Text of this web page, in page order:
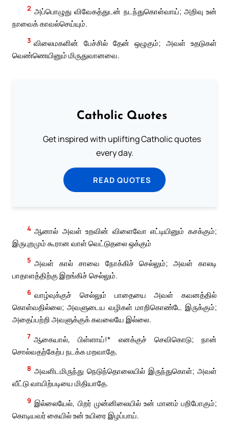
2 அப்பொழுது விவேகத்துடன் நடந்துகொள்வாய்; அறிவு உன்
நாவைக் காவல்செய்யும்.
3 விலைமகளின் பேச்சில் தேன் ஒழுகும்; அவள் உதடுகள்
வெண்ணெயினும் மிருதுவானவை.
Catholic Quotes
Get inspired with uplifting Catholic quotes
every day.
READ QUOTES
4 ஆனால் அவள் உறவின் விளைவோ எட்டியினும் கசக்கும்;
இருபுறமும் கூரான வாள் வெட்டுதலை ஒக்கும்
5 அவள் கால் சாவை நோக்கிச் செல்லும்; அவள் காலடி
பாதாளத்திற்கு இறங்கிச் செல்லும்.
6 வாழ்வுக்குச் செல்லும் பாதையை அவள் கவனத்தில்
கொள்வதில்லை; அவளுடைய வழிகள் மாறிகொண்டே இருக்கும்;
அதைப்பற்றி அவளுக்குக் கவலையே இல்லை.
7 ஆகையால், பிள்ளாய்!* எனக்குச் செவிகொடு; நான்
சொல்வதற்கேற்ப நடக்க மறவாதே.
8 அவளிடமிருந்து நெடுந்தொலையில் இருந்துகொள்; அவள்
வீட்டு வாயிற்படியை மிதியாதே.
9 இல்லையேல், பிறர் முன்னிலையில் உன் மானம் பறிபோகும்;
கொடியவர் கையில் உன் உயிரை இழப்பாய்.